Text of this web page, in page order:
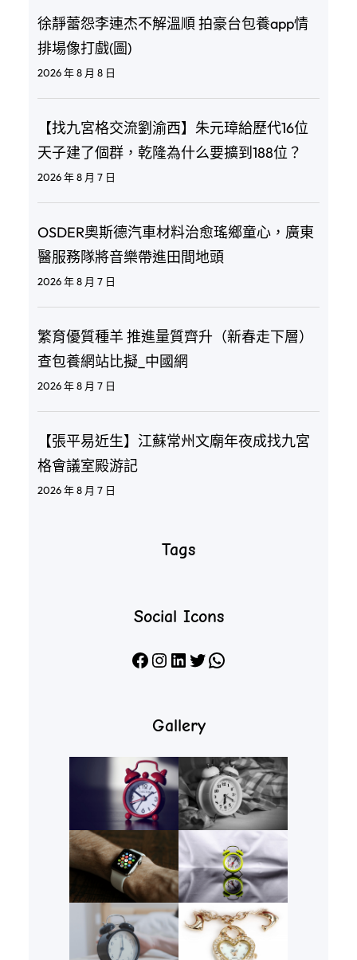
徐靜蕾怨李連杰不解溫順 拍豪台包養app情
排場像打戲(圖)
2026 年 8 月 8 日
【找九宮格交流劉渝西】朱元璋給歷代16位
天子建了個群，乾隆為什么要擴到188位？
2026 年 8 月 7 日
OSDER奧斯德汽車材料治愈瑤鄉童心，廣東
醫服務隊將音樂帶進田間地頭
2026 年 8 月 7 日
繁育優質種羊 推進量質齊升（新春走下層）
查包養網站比擬_中國網
2026 年 8 月 7 日
【張平易近生】江蘇常州文廟年夜成找九宮
格會議室殿游記
2026 年 8 月 7 日
Tags
Social Icons
Facebook Instagram LinkedIn X WhatsApp
Gallery